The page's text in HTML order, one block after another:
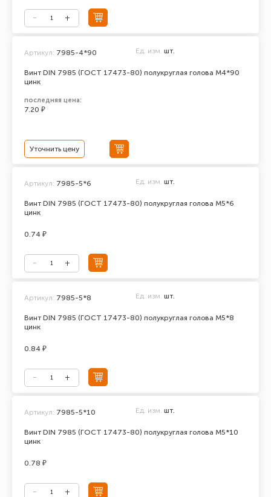
Винт DIN 7985 (ГОСТ 17473-80) полукруглая голова М4*90
цинк
Артикул: 7985-4*90 Ед. изм. шт.
последняя цена:
7.20 ₽
Уточнить цену
Винт DIN 7985 (ГОСТ 17473-80) полукруглая голова М5*6
цинк
Артикул: 7985-5*6 Ед. изм. шт.
0.74 ₽
Винт DIN 7985 (ГОСТ 17473-80) полукруглая голова М5*8
цинк
Артикул: 7985-5*8 Ед. изм. шт.
0.84 ₽
Винт DIN 7985 (ГОСТ 17473-80) полукруглая голова М5*10
цинк
Артикул: 7985-5*10 Ед. изм. шт.
0.78 ₽